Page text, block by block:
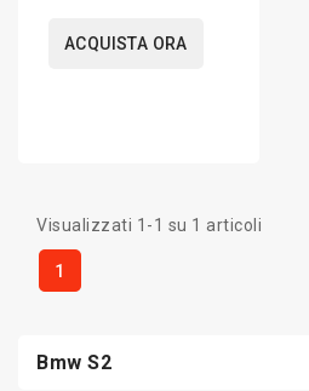
ACQUISTA ORA
Visualizzati 1-1 su 1 articoli
1
Bmw S2